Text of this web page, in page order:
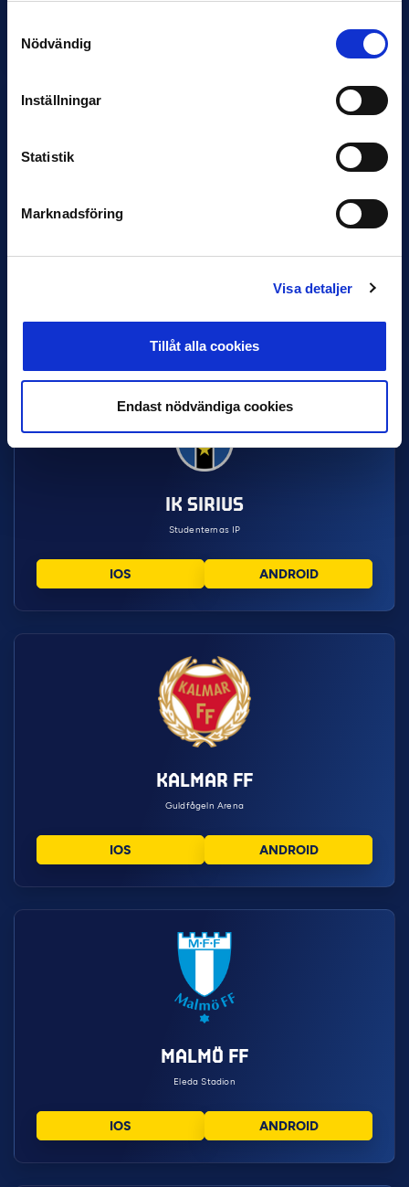
Nödvändig
Inställningar
Statistik
Marknadsföring
Visa detaljer
Tillåt alla cookies
Endast nödvändiga cookies
Gamla Ullevi
ANDROID
IK SIRIUS
Studenternas IP
IOS ANDROID
KALMAR FF
Guldfågeln Arena
IOS ANDROID
MALMÖ FF
Eleda Stadion
IOS ANDROID